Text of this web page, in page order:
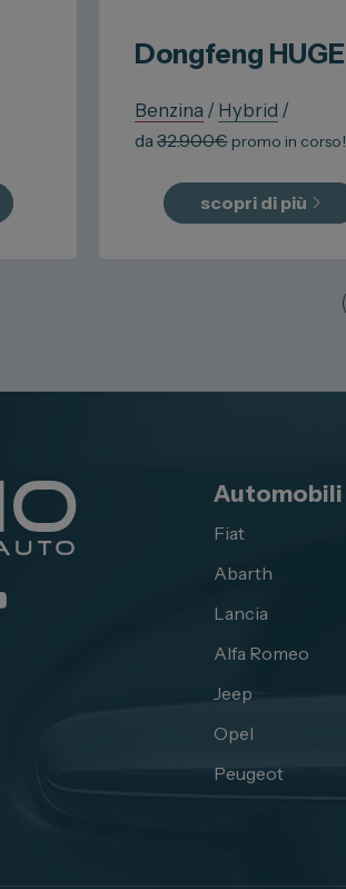
Dongfeng HUGE
Benzina / Hybrid /
da 32.900€ promo in corso!
scopri di più
Automobili
Fiat
Abarth
Lancia
Alfa Romeo
Jeep
Opel
Peugeot